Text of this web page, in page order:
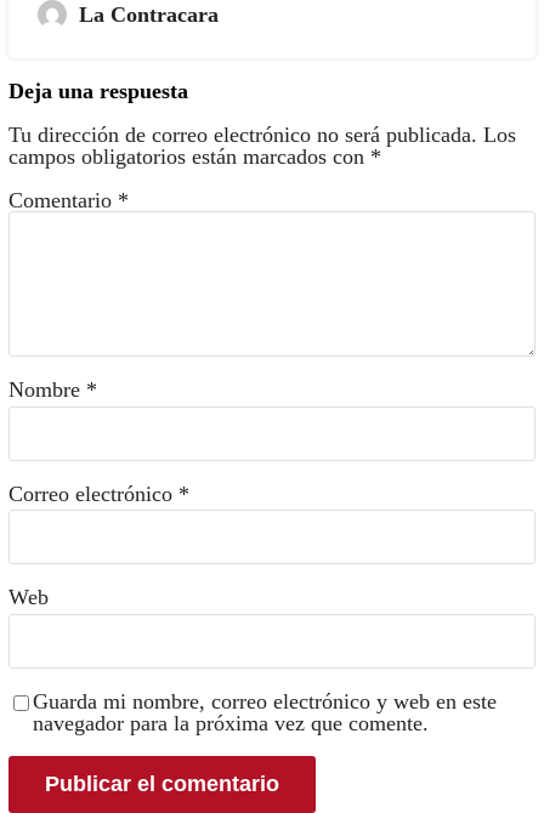
La Contracara
Deja una respuesta
Tu dirección de correo electrónico no será publicada. Los
campos obligatorios están marcados con *
Comentario *
Nombre *
Correo electrónico *
Web
Guarda mi nombre, correo electrónico y web en este
navegador para la próxima vez que comente.